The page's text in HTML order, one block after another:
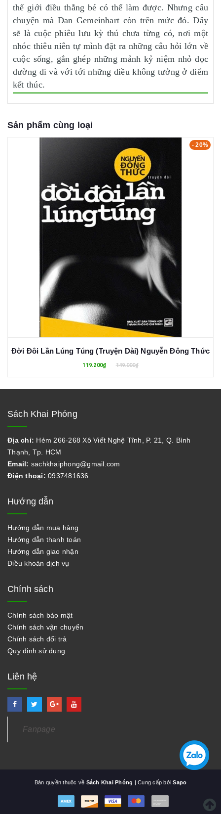
thế giới điều thằng bé có thể làm được. Nhưng câu
chuyện mà Dan Gemeinhart còn trên mức đó. Đây
sẽ là cuộc phiêu lưu kỳ thú chưa từng có, nơi một
nhóc thiêu niên tự mình đặt ra những câu hỏi lớn về
cuộc sống, gắn ghép những mảnh kỷ niệm nhỏ dọc
đường đi và với tới những điều không tưởng ở điểm
kết thúc.
Sản phẩm cùng loại
- 20%
Đời Đôi Lần Lúng Túng (Truyện Dài) Nguyễn Đông Thức
119.200₫ 149.000₫
Sách Khai Phóng
Địa chỉ: Hẻm 266-268 Xô Viết Nghệ Tĩnh, P. 21, Q. Bình
Thạnh, Tp. HCM
Email: sachkhaiphong@gmail.com
Điện thoại: 0937481636
Hướng dẫn
Hướng dẫn mua hàng
Hướng dẫn thanh toán
Hướng dẫn giao nhận
Điều khoản dịch vụ
Chính sách
Chính sách bảo mật
Chính sách vận chuyển
Chính sách đổi trả
Quy định sử dụng
Liên hệ
Fanpage
Bản quyền thuộc về Sách Khai Phóng | Cung cấp bởiSapo